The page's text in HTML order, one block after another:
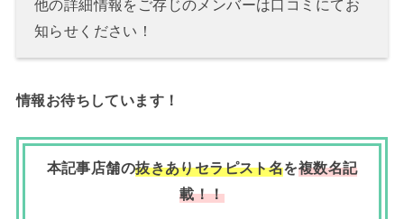
他の詳細情報をご存じのメンバーは口コミにてお
知らせください！
情報お待ちしています！
本記事店舗の抜きありセラピスト名を複数名記
載！！